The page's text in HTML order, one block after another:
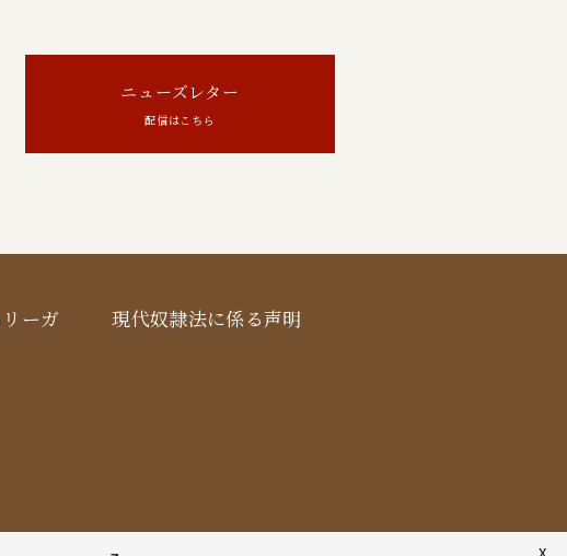
ニューズレター
配信はこちら
ーガ
現代奴隷法に係る声明
X